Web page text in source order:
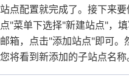
站点配置就完成了。接下来
点"菜单下选择"新建站点"，
邮箱，点击"添加站点"即可。
您将看到新添加的子站点名称